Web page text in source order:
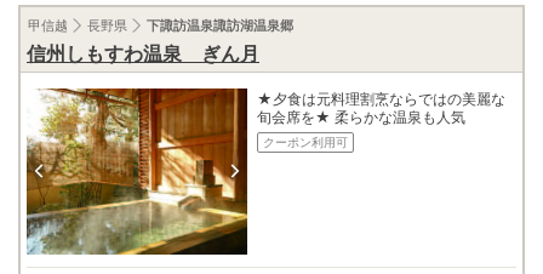
甲信越 長野県 下諏訪温泉諏訪湖温泉郷
信州しもすわ温泉 ぎん月
★夕食は元料理割烹ならではの美麗な
旬会席を★ 柔らかな温泉も人気
クーポン利用可